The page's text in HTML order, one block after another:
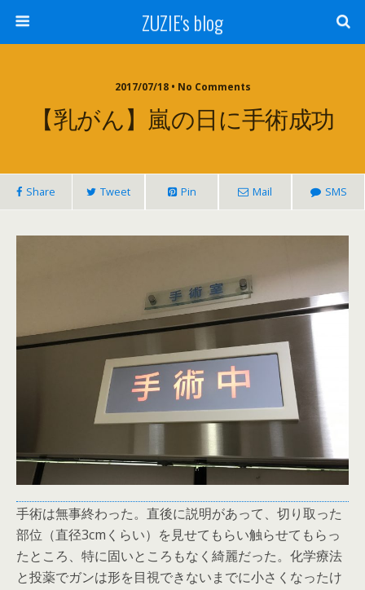
ZUZIE's blog
2017/07/18 • No Comments
【乳がん】嵐の日に手術成功
Share Tweet Pin Mail SMS
手術は無事終わった。直後に説明があって、切り取った
部位（直径3cmくらい）を見せてもらい触らせてもらっ
たところ、特に固いところもなく綺麗だった。化学療法
と投薬でガンは形を目視できないまでに小さくなったけ